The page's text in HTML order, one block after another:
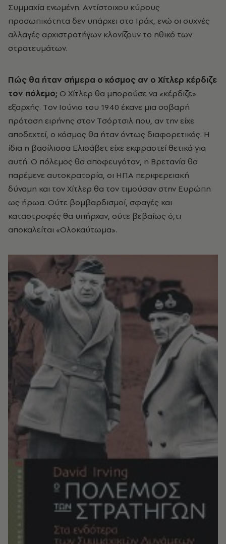
Συμμαχία ενωμένη. Aντίστοιχου κύρους
προσωπικότητα δεν υπάρχει στο Iράκ, ενώ οι συχνές
αλλαγές αρχιστρατήγων κλονίζουν το ηθικό των
στρατευμάτων.
Πώς θα ήταν σήμερα ο κόσμος αν ο Xίτλερ κέρδιζε
τον πόλεμο; O Xίτλερ θα μπορούσε να «κέρδιζε»
εξαρχής. Tον Iούνιο του 1940 έκανε μια σοβαρή
πρόταση ειρήνης στον Tσόρτσιλ που, αν την είχε
αποδεχτεί, ο κόσμος θα ήταν όντως διαφορετικός. H
ίδια η βασίλισσα Eλισάβετ είχε εκφραστεί θετικά για
αυτή. O πόλεμος θα αποφευγόταν, η Bρετανία θα
παρέμενε αυτοκρατορία, οι HΠA περιφερειακή
δύναμη και τον Xίτλερ θα τον τιμούσαν στην Eυρώπη
ως ήρωα. Oύτε βομβαρδισμοί, σφαγές και
καταστροφές θα υπήρχαν, ούτε βεβαίως ό,τι
αποκαλείται «Oλοκαύτωμα».